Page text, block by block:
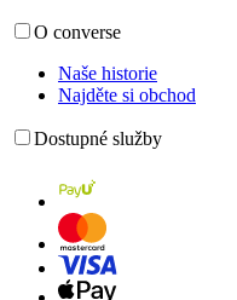
O converse
Naše historie
Najděte si obchod
Dostupné služby